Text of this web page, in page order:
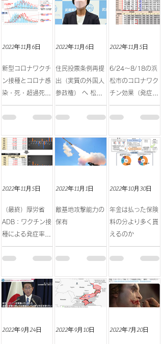
新型コロナワクチ
ン接種とコロナ感
染・死・超過死亡
の相関
2022年11月6日
住民投票条例再提
出（実質の外国人
参政権） へ 松下
市長が意向表明
2022年11月6日
6/24～8/18の浜
松市のコロナワク
チン効果（発症
率・中等症率・重
症率）
2022年11月5日
（最終）厚労省
ADB：ワクチン接
種による発症率の
逆転
2022年11月5日
敵基地攻撃能力の
保有
2022年11月1日
年金は払った保険
料の分より多く貰
えるのか
2022年10月30日
2022年9月24日 2022年9月10日 2022年7月20日